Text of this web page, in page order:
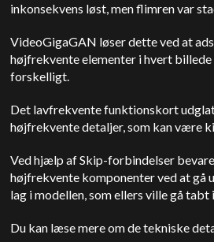
inkonsekvens løst, men flimren var
VideoGigaGAN løser dette ved at
højfrekvente elementer i hvert billede
forskelligt.
Det lavfrekvente funktionskort
højfrekvente detaljer, som kan være
Ved hjælp af Skip-forbindelser
højfrekvente komponenter ved at gå
lag i modellen, som ellers ville gå tabt
Du kan læse mere om de tekniske